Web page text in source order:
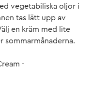
vegetabiliska oljor i
tas lätt upp av
en kräm med lite
sommarmånaderna.
-